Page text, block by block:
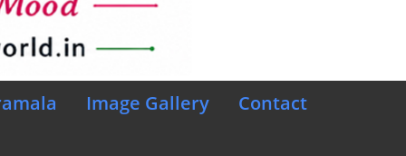
Image Gallery Contact